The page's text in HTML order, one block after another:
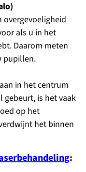
overgevoeligheid
als u in het
Daarom meten
pupillen.
in het centrum
gebeurt, is het vaak
op het
het binnen
: